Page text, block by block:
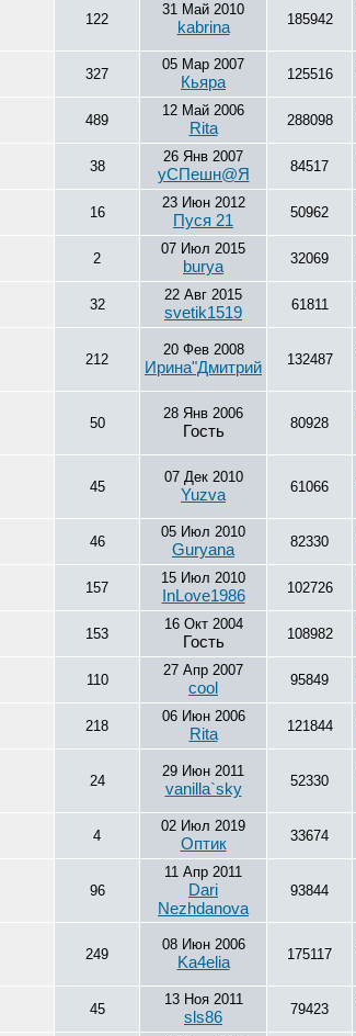
122
31 Май 2010
kabrina 185942
327
05 Мар 2007
Кьяра 125516
489
12 Май 2006
Rita 288098
38
26 Янв 2007
уСПешн@Я 84517
16
23 Июн 2012
Пуся 21 50962
2
07 Июл 2015
burya 32069
32
22 Авг 2015
svetik1519 61811
212
20 Фев 2008
Ирина"Дмитрий 132487
50
28 Янв 2006
Гость 80928
45
07 Дек 2010
Yuzva 61066
46
05 Июл 2010
Guryana 82330
157
15 Июл 2010
InLove1986 102726
153
16 Окт 2004
Гость 108982
110
27 Апр 2007
cool 95849
218
06 Июн 2006
Rita 121844
24
29 Июн 2011
vanilla`sky 52330
4
02 Июл 2019
Оптик 33674
96
11 Апр 2011
Dari
Nezhdanova
93844
249
08 Июн 2006
Ka4elia 175117
45
13 Ноя 2011
sls86 79423